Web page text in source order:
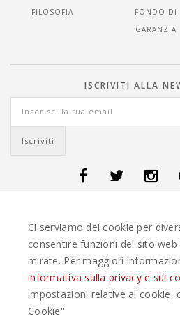
FILOSOFIA
FONDO DI
GARANZIA
ISCRIVITI ALLA
VIAGGI GUATEMALA -OFFERTE VIAGGI
OFFERTE VIAGGI MAURITIUS
OFFERTE VIAGGI NORVEGIA- OFFERTE
OFFERTE VIAGGI SEYCHELLES-OFFERTE
EASYWEEKS TOUR OPERATOR © 2026
RISERVATI |
Ci serviamo dei cookie per
consentire funzioni del sito
mirate. Per maggiori
informativa sulla privacy e sui
impostazioni relative ai cookie,
Cookie''